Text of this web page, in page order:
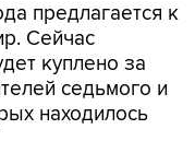
предлагается к
Сейчас
куплено за
седьмого и
находилось